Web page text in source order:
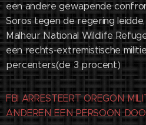
een andere gewapende
Soros tegen de regering
Malheur National Wildlife
een rechts-extremistische
percenters(de 3 procent)
FBI ARRESTEERT OREGON
ANDEREN EEN PERSOON